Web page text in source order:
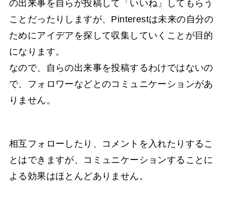
の出来事を自らが投稿して「いいね」してもらう
ことだったりしますが、Pinterestは未来の自分の
ためにアイデアを探して収集していくことが目的
になります。
なので、自らの出来事を投稿するわけではないの
で、フォロワーなどとのコミュニケーションがあ
りません。
相互フォローしたり、コメントを入れたりするこ
とはできますが、コミュニケーションすることに
よる効果はほとんどありません。